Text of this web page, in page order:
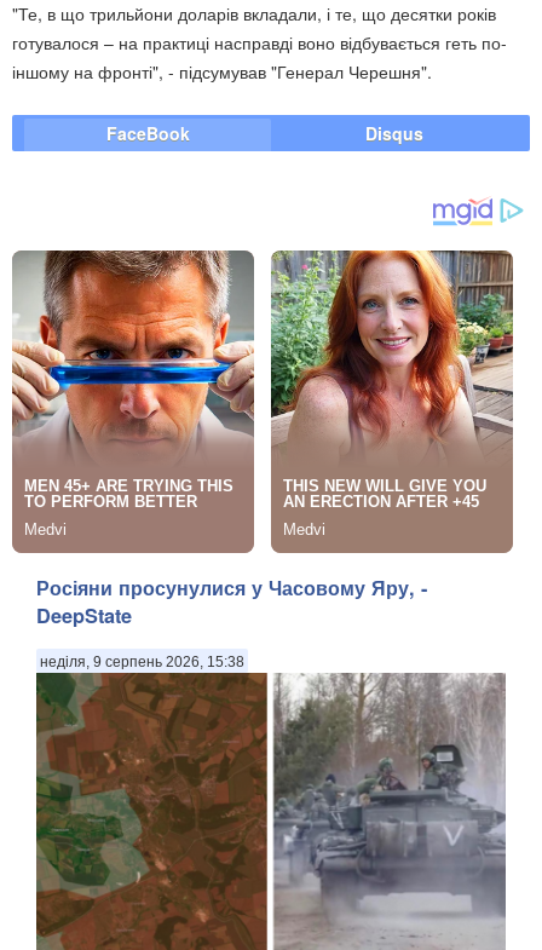
"Те, в що трильйони доларів вкладали, і те, що десятки років
готувалося – на практиці насправді воно відбувається геть по-
іншому на фронті", - підсумував "Генерал Черешня".
FaceBook Disqus
Росіяни просунулися у Часовому Яру, -
DeepState
неділя, 9 серпень 2026, 15:38